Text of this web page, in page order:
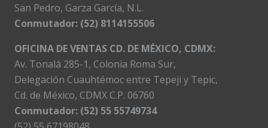
San Pedro, Garza García, N.L.
Conmutador: (52) 8114155506
OFICINA DE VENTAS CD. DE MÉXICO, CDMX:
Av. Tonalá 285-1, Colonia Roma Sur,
Delegación Cuauhtémoc entre Tepeji y Tepic,
Cd. de México, CDMX C.P. 06760
Conmutador: (52) 55 55749734